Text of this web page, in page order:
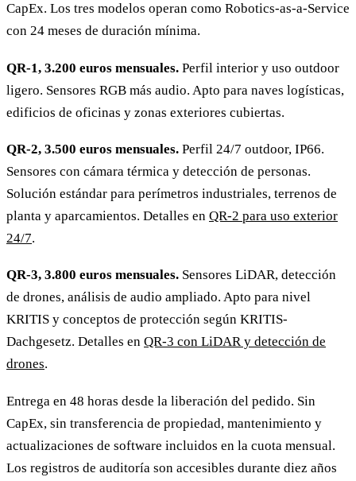
CapEx. Los tres modelos operan como Robotics-as-a-Service
con 24 meses de duración mínima.
QR-1, 3.200 euros mensuales. Perfil interior y uso outdoor
ligero. Sensores RGB más audio. Apto para naves logísticas,
edificios de oficinas y zonas exteriores cubiertas.
QR-2, 3.500 euros mensuales. Perfil 24/7 outdoor, IP66.
Sensores con cámara térmica y detección de personas.
Solución estándar para perímetros industriales, terrenos de
planta y aparcamientos. Detalles en QR-2 para uso exterior
24/7.
QR-3, 3.800 euros mensuales. Sensores LiDAR, detección
de drones, análisis de audio ampliado. Apto para nivel
KRITIS y conceptos de protección según KRITIS-
Dachgesetz. Detalles en QR-3 con LiDAR y detección de
drones.
Entrega en 48 horas desde la liberación del pedido. Sin
CapEx, sin transferencia de propiedad, mantenimiento y
actualizaciones de software incluidos en la cuota mensual.
Los registros de auditoría son accesibles durante diez años